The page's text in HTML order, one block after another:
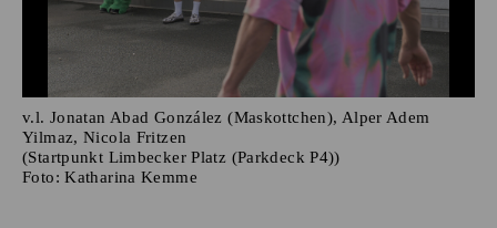
v.l. Jonatan Abad González (Maskottchen), Alper Adem
Yilmaz, Nicola Fritzen
(Startpunkt Limbecker Platz (Parkdeck P4))
Foto: Katharina Kemme